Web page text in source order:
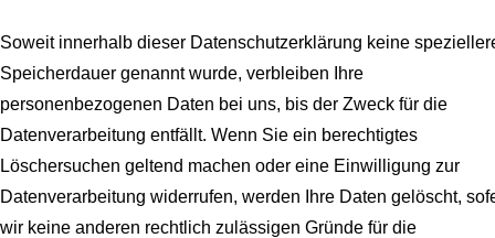
Soweit innerhalb dieser Datenschutzerklärung keine
Speicherdauer genannt wurde, verbleiben Ihre
personenbezogenen Daten bei uns, bis der Zweck für die
Datenverarbeitung entfällt. Wenn Sie ein berechtigtes
Löschersuchen geltend machen oder eine Einwilligung zur
Datenverarbeitung widerrufen, werden Ihre Daten gelöscht,
wir keine anderen rechtlich zulässigen Gründe für die